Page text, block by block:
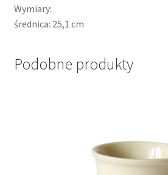
Wymiary:
średnica: 25,1 cm
Podobne produkty